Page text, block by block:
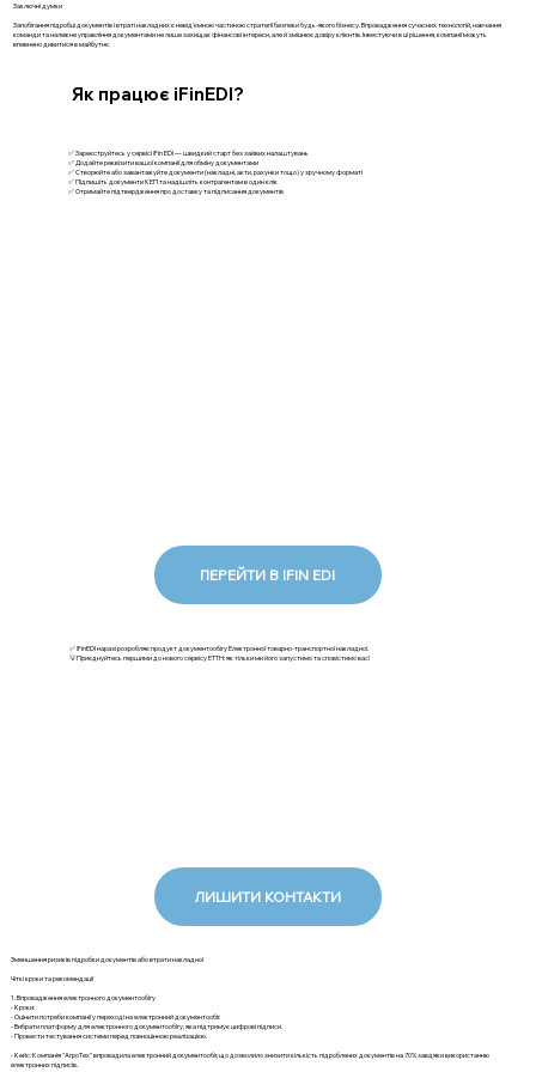
Заключні думки
Запобігання підробці документів і втраті накладних є невід'ємною частиною стратегії безпеки будь-якого бізнесу. Впровадження сучасних технологій, навчання
команди та належне управління документами не лише захищає фінансові інтереси, але й зміцнює довіру клієнтів. Інвестуючи в ці рішення, компанії можуть
впевнено дивитися в майбутнє.
✅ Зареєструйтесь у сервісі iFin EDI — швидкий старт без зайвих налаштувань
✅ Додайте реквізити вашої компанії для обміну документами
✅ Створюйте або завантажуйте документи (накладні, акти, рахунки тощо) у зручному форматі
✅ Підпишіть документи КЕП та надішліть контрагентам в один клік
✅ Отримайте підтвердження про доставку та підписання документів
ПЕРЕЙТИ В IFIN EDI
Як працює iFinEDI?
✅ iFinEDI наразі розробляє продукт документообігу Електронної товарно-транспортної накладної.
💡Приєднуйтесь першими до нового сервісу ЕТТН: як тільки ми його запустимо та сповістимо вас!
ЛИШИТИ КОНТАКТИ
Зменшення ризиків підробки документів або втрати накладної
Чіткі кроки та рекомендації
1. Впровадження електронного документообігу
- Кроки:
- Оцінити потреби компанії у переході на електронний документообіг.
- Вибрати платформу для електронного документообігу, яка підтримує цифрові підписи.
- Провести тестування системи перед повноцінною реалізацією.
- Кейс: Компанія "АгроТех" впровадила електронний документообіг, що дозволило знизити кількість підроблених документів на 70% завдяки використанню
електронних підписів.